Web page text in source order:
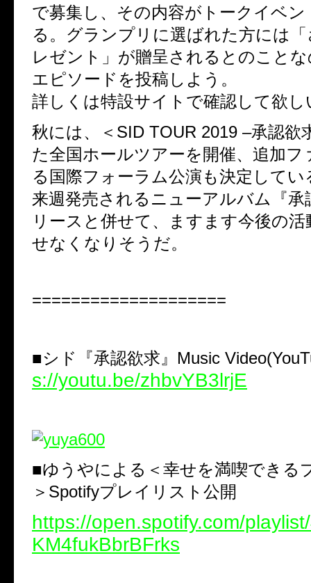
で募集し、その内容がトークイベ
る。グランプリに選ばれた方には
レゼント」が贈呈されるとのこと
エピソードを投稿しよう。
詳しくは特設サイトで確認して欲し
秋には、＜SID TOUR 2019 –承認欲
た全国ホールツアーを開催、追加フ
る国際フォーラム公演も決定してい
来週発売されるニューアルバム『承
リースと併せて、ますます今後の
せなくなりそうだ。
====================
■シド『承認欲求』Music
s://youtu.be/zhbvYB3lrjE
■ゆうやによる＜幸せを満喫できる
＞ Spotifyプレイリスト公開
https://open.spotify.com/
KM4fukBbrBFrks